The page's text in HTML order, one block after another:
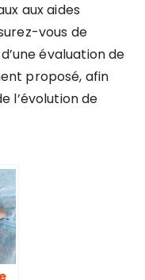
aux aides
vous de
évaluation de
proposé, afin
l’évolution de